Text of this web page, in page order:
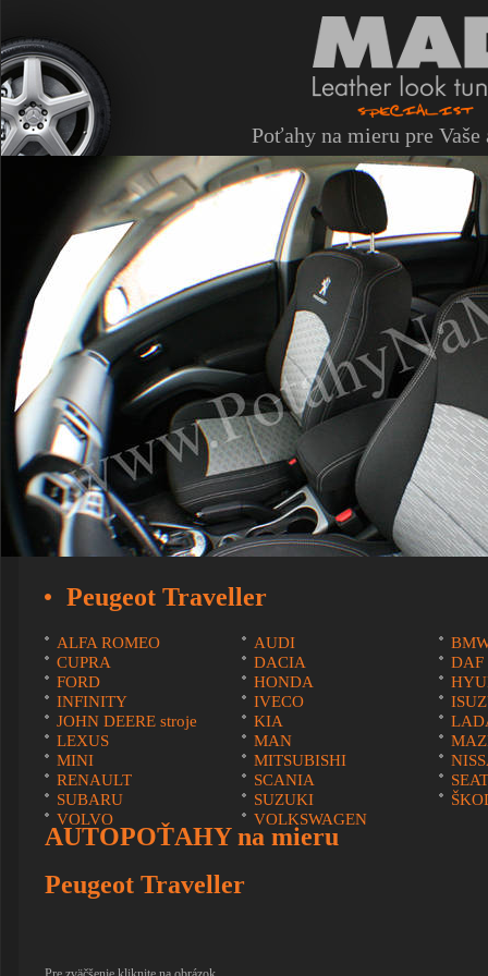
Poťahy na mieru pre Vaše
Peugeot Traveller
ALFA ROMEO AUDI
CUPRA
DACIA
DAF
FORD
HONDA
INFINITY
IVECO
JOHN DEERE stroje
KIA
LEXUS
MAN
MINI
MITSUBISHI
RENAULT
SCANIA
SEAT
SUBARU
SUZUKI
VOLVO
VOLKSWAGEN
AUTOPOŤAHY na mieru
Peugeot Traveller